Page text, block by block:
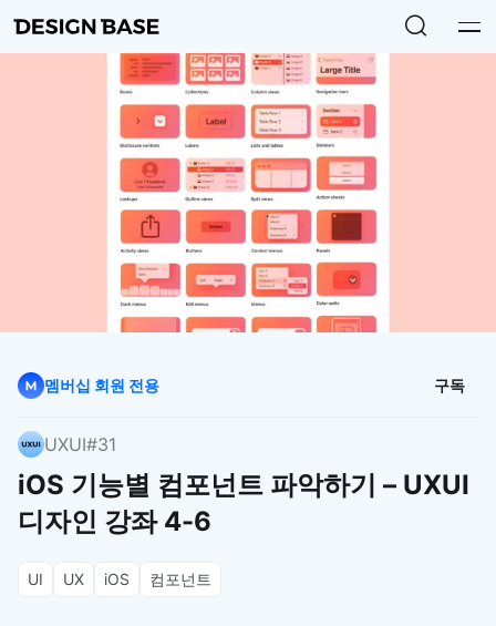
멤버십 회원 전용 구독
UXUI#31
iOS 기능별 컴포넌트 파악하기 – UXUI
디자인 강좌 4-6
UI UX iOS 컴포넌트